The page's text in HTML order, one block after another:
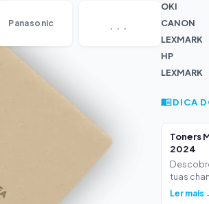
Panasonic ...
OKI
CANON
LEXMARK
HP
LEXMARK
DICA
Toners
2024
tuas
Ler mais